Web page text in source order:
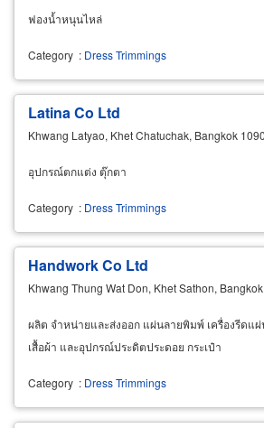
ฟองน้ำหนุนไหล่
Category : Dress Trimmings
Latina Co Ltd
Khwang Latyao, Khet Chatuchak, Bangkok
อุปกรณ์ตกแต่ง ตุ๊กตา
Category : Dress Trimmings
Handwork Co Ltd
Khwang Thung Wat Don, Khet Sathon,
ผลิต จำหน่ายและส่งออก แผ่นลายพิมพ์ เครื่องรีดแ
เสื้อผ้า และอุปกรณ์ประดิตประดอย กระเป๋า
Category : Dress Trimmings